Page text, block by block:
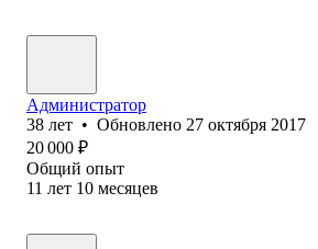
Администратор
38 лет • Обновлено 27 октября 2017
20 000 ₽
Общий опыт
11 лет 10 месяцев